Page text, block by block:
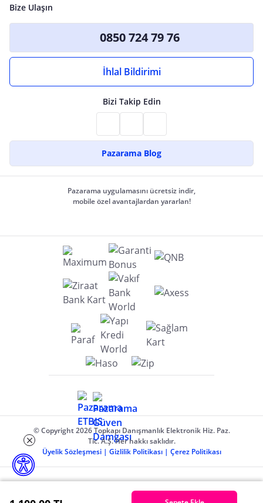
Bize Ulaşın
0850 724 79 76
İhlal Bildirimi
Bizi Takip Edin
Pazarama Blog
Pazarama uygulamasını ücretsiz indir,
mobile özel avantajlardan yararlan!
© Copyright 2026 Topkapı Danışmanlık Elektronik Hiz. Paz.
Tic. A.Ş. Her hakkı saklıdır.
Üyelik Sözleşmesi | Gizlilik Politikası | Çerez Politikası